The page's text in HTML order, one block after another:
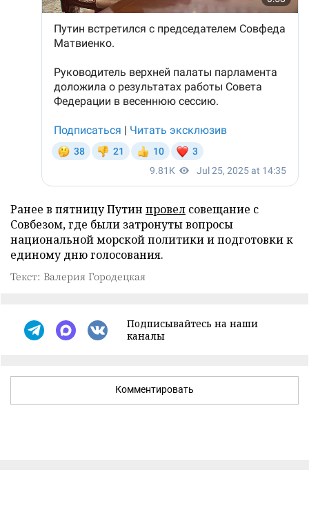
Ранее в пятницу Путин провел совещание с
Совбезом, где были затронуты вопросы
национальной морской политики и подготовки к
единому дню голосования.
Текст: Валерия Городецкая
Подписывайтесь на наши
каналы
Комментировать